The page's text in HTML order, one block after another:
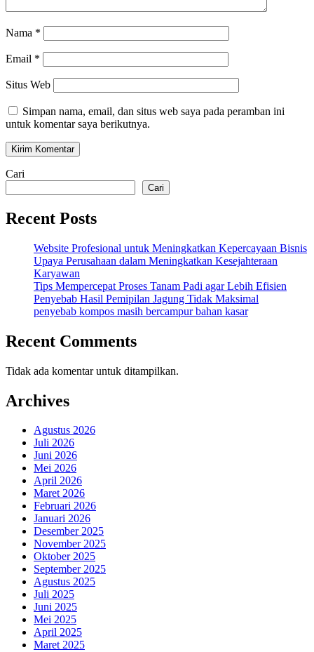
Nama *
Email *
Situs Web
Simpan nama, email, dan situs web saya pada peramban ini
untuk komentar saya berikutnya.
Cari
Cari
Recent Posts
Website Profesional untuk Meningkatkan Kepercayaan Bisnis
Upaya Perusahaan dalam Meningkatkan Kesejahteraan
Karyawan
Tips Mempercepat Proses Tanam Padi agar Lebih Efisien
Penyebab Hasil Pemipilan Jagung Tidak Maksimal
penyebab kompos masih bercampur bahan kasar
Recent Comments
Tidak ada komentar untuk ditampilkan.
Archives
Agustus 2026
Juli 2026
Juni 2026
Mei 2026
April 2026
Maret 2026
Februari 2026
Januari 2026
Desember 2025
November 2025
Oktober 2025
September 2025
Agustus 2025
Juli 2025
Juni 2025
Mei 2025
April 2025
Maret 2025